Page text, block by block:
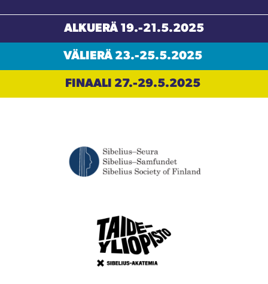
ALKUERÄ 19.-21.5.2025
VÄLIERÄ 23.-25.5.2025
FINAALI 27.-29.5.2025